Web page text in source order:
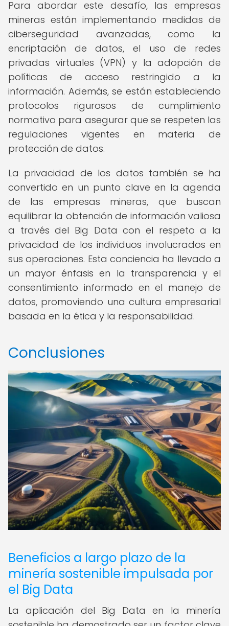
Para abordar este desafío, las empresas
mineras están implementando medidas de
ciberseguridad avanzadas, como la
encriptación de datos, el uso de redes
privadas virtuales (VPN) y la adopción de
políticas de acceso restringido a la
información. Además, se están estableciendo
protocolos rigurosos de cumplimiento
normativo para asegurar que se respeten las
regulaciones vigentes en materia de
protección de datos.
La privacidad de los datos también se ha
convertido en un punto clave en la agenda
de las empresas mineras, que buscan
equilibrar la obtención de información valiosa
a través del Big Data con el respeto a la
privacidad de los individuos involucrados en
sus operaciones. Esta conciencia ha llevado a
un mayor énfasis en la transparencia y el
consentimiento informado en el manejo de
datos, promoviendo una cultura empresarial
basada en la ética y la responsabilidad.
Conclusiones
Beneficios a largo plazo de la
minería sostenible impulsada por
el Big Data
La aplicación del Big Data en la minería